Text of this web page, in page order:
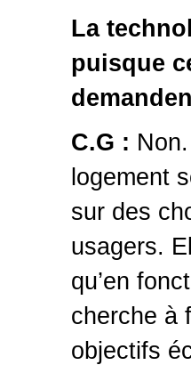
La
puisque
C.G : Non.
logement
sur des
usagers.
qu’en
cherche à
objectifs